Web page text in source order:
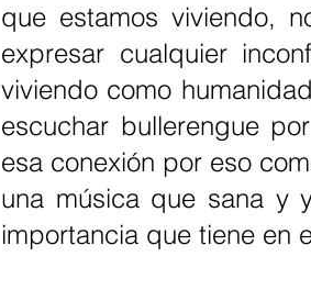
que estamos viviendo,
expresar cualquier
viviendo como
escuchar bullerengue
esa conexión por eso
una música que sana y
importancia que tiene en